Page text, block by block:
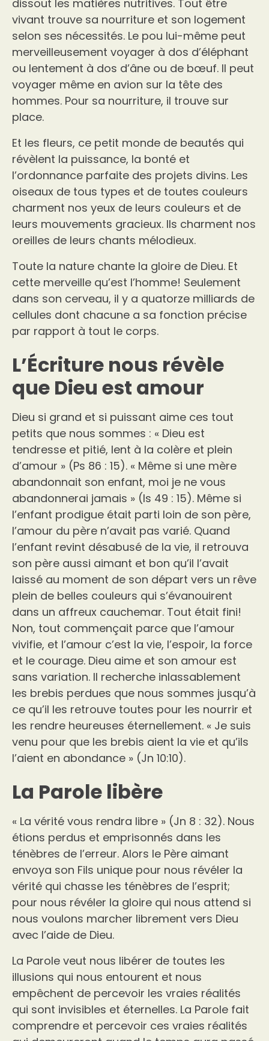
dissout les matières nutritives. Tout être
vivant trouve sa nourriture et son logement
selon ses nécessités. Le pou lui-même peut
merveilleusement voyager à dos d’éléphant
ou lentement à dos d’âne ou de bœuf. Il peut
voyager même en avion sur la tête des
hommes. Pour sa nourriture, il trouve sur
place.
Et les fleurs, ce petit monde de beautés qui
révèlent la puissance, la bonté et
l’ordonnance parfaite des projets divins. Les
oiseaux de tous types et de toutes couleurs
charment nos yeux de leurs couleurs et de
leurs mouvements gracieux. Ils charment nos
oreilles de leurs chants mélodieux.
Toute la nature chante la gloire de Dieu. Et
cette merveille qu’est l’homme! Seulement
dans son cerveau, il y a quatorze milliards de
cellules dont chacune a sa fonction précise
par rapport à tout le corps.
L’Écriture nous révèle
que Dieu est amour
Dieu si grand et si puissant aime ces tout
petits que nous sommes : « Dieu est
tendresse et pitié, lent à la colère et plein
d’amour » (Ps 86 : 15). « Même si une mère
abandonnait son enfant, moi je ne vous
abandonnerai jamais » (Is 49 : 15). Même si
l’enfant prodigue était parti loin de son père,
l’amour du père n’avait pas varié. Quand
l’enfant revint désabusé de la vie, il retrouva
son père aussi aimant et bon qu’il l’avait
laissé au moment de son départ vers un rêve
plein de belles couleurs qui s’évanouirent
dans un affreux cauchemar. Tout était fini!
Non, tout commençait parce que l’amour
vivifie, et l’amour c’est la vie, l’espoir, la force
et le courage. Dieu aime et son amour est
sans variation. Il recherche inlassablement
les brebis perdues que nous sommes jusqu’à
ce qu’il les retrouve toutes pour les nourrir et
les rendre heureuses éternellement. « Je suis
venu pour que les brebis aient la vie et qu’ils
l’aient en abondance » (Jn 10:10).
La Parole libère
« La vérité vous rendra libre » (Jn 8 : 32). Nous
étions perdus et emprisonnés dans les
ténèbres de l’erreur. Alors le Père aimant
envoya son Fils unique pour nous révéler la
vérité qui chasse les ténèbres de l’esprit;
pour nous révéler la gloire qui nous attend si
nous voulons marcher librement vers Dieu
avec l’aide de Dieu.
La Parole veut nous libérer de toutes les
illusions qui nous entourent et nous
empêchent de percevoir les vraies réalités
qui sont invisibles et éternelles. La Parole fait
comprendre et percevoir ces vraies réalités